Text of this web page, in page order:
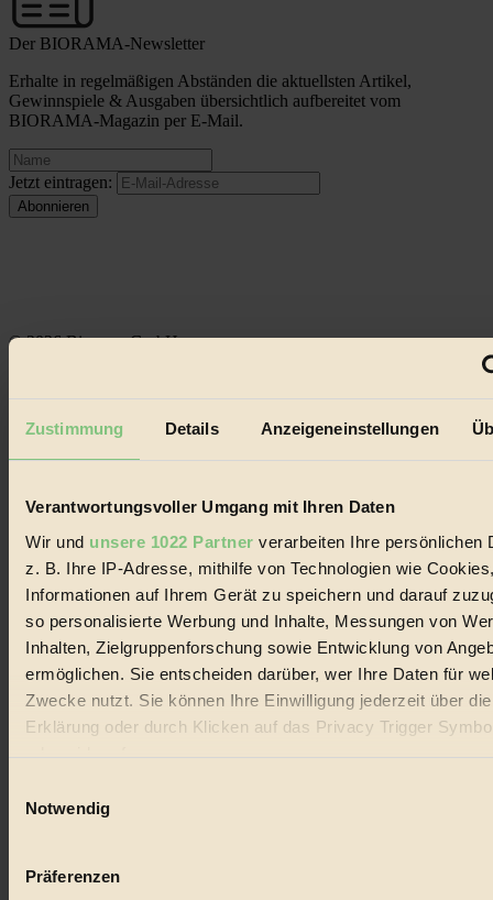
Zustimmung Details Anzeigeneinstellungen
Verantwortungsvoller Umgang mit Ihren Daten
Wir und unsere 1022 Partner verarbeiten Ihre persönlichen
z. B. Ihre IP-Adresse, mithilfe von Technologien wie
Informationen auf Ihrem Gerät zu speichern und darauf
so personalisierte Werbung und Inhalte, Messungen von
Inhalten, Zielgruppenforschung sowie Entwicklung von
ermöglichen. Sie entscheiden darüber, wer Ihre Daten für
Zwecke nutzt. Sie können Ihre Einwilligung jederzeit über
Erklärung oder durch Klicken auf das Privacy Trigger
oder widerrufen
Wenn Sie es erlauben, würden wir auch gerne:
Ihr Gerät durch aktives Scannen nach bestimmten
Notwendig
Präferenzen
Der BIORAMA-Newsletter
Erhalte in regelmäßigen Abständen die aktuellsten Artikel,
Gewinnspiele & Ausgaben übersichtlich aufbereitet vom
BIORAMA-Magazin per E-Mail.
Jetzt eintragen:
© 2026 Biorama GmbH
Datenschutz
Mediadaten
Biorama steht für einen nachhaltigen Lebensstil und bewussten
Handels mit Bioprodukten, des Fair-Trade sowie der Branche
alternativer Energien.
Social Media
22.601 Fans auf Facebook
3.415 Follower auf Twitter
Folge uns auf Instagram
Themen
#
Nachhaltigkeit
Vegan